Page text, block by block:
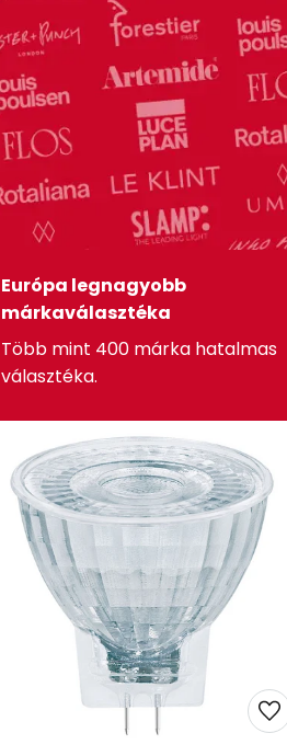
Európa legnagyobb
márkaválasztéka
Több mint 400 márka hatalmas
választéka.